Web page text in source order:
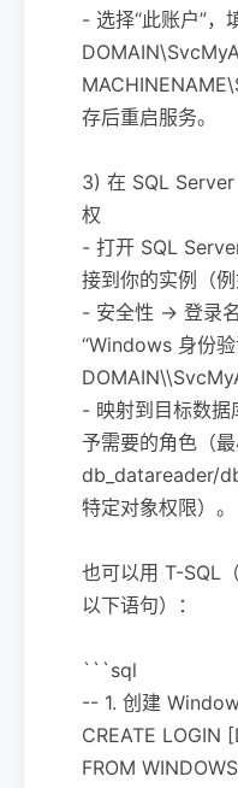
- 选择“此账户”，
存后重启服务。
3) 在 SQL
权
- 打开 SQL
接到你的实例（例
- 安全性 -> 登录
“Windows 身份
- 映射到目标数据
予需要的角色（
db_datareader/
特定对象权限）。
也可以用 T-SQL
以下语句）：
```sql
-- 1. 创建
CREATE LOGIN
FROM